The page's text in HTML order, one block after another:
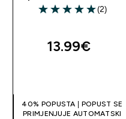
5 out of 5 stars
(2)
13.99€‎
40% POPUSTA | POPUST SE
PRIMJENJUJE AUTOMATSKI